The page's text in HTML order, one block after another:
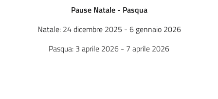
Pause Natale - Pasqua
Natale: 24 dicembre 2025 - 6 gennaio 2026
Pasqua: 3 aprile 2026 - 7 aprile 2026